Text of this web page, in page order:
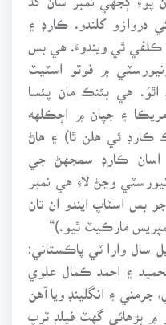
دروازو کلندو. ڪارڊ ۽
۾ ڪلفي ٿي ويندوءَ. هي بس
۾ فوٽو اسٽيٽ
هي بئنڪ مان پئسا
۽ جپان ۾ اڄڪلهه
ئي هلن ٿا) ۽ هاڻ
ڪارڊ سمجهڻ جي
وڃڻ لاءِ هي نمبر
بس اسٽاپ ايندو ان تان
مارڪيٽ ٿيو.)“
سال وارا ٽي پاڪستاني:
۽ احمد ڪمال علوي
جرمني ۽ انگلينڊ ويا آهن
پڙهائي گهٽ فيلڊ ٽرپ